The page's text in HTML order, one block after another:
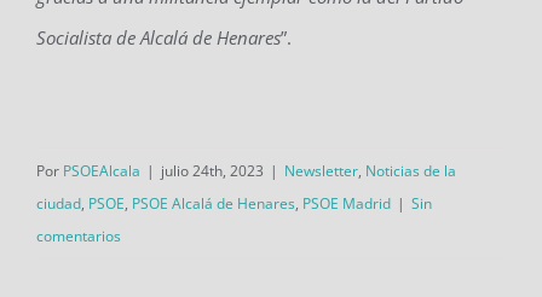
Socialista de Alcalá de Henares”.
Por PSOEAlcala | julio 24th, 2023 | Newsletter, Noticias de la
ciudad, PSOE, PSOE Alcalá de Henares, PSOE Madrid | Sin
comentarios